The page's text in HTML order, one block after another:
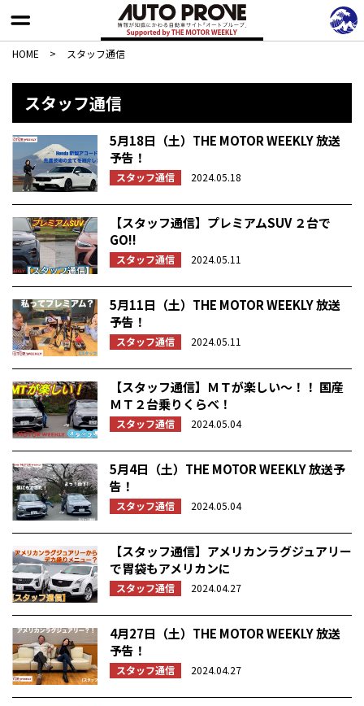
HOME > スタッフ通信
スタッフ通信
5月18日（土）THE MOTOR WEEKLY 放送
予告！
スタッフ通信 2024.05.18
【スタッフ通信】プレミアムSUV ２台で
GO!!
スタッフ通信 2024.05.11
5月11日（土）THE MOTOR WEEKLY 放送
予告！
スタッフ通信 2024.05.11
【スタッフ通信】ＭＴが楽しい～！！ 国産
ＭＴ２台乗りくらべ！
スタッフ通信 2024.05.04
5月4日（土）THE MOTOR WEEKLY 放送予
告！
スタッフ通信 2024.05.04
【スタッフ通信】アメリカンラグジュアリー
で胃袋もアメリカンに
スタッフ通信 2024.04.27
4月27日（土）THE MOTOR WEEKLY 放送
予告！
スタッフ通信 2024.04.27